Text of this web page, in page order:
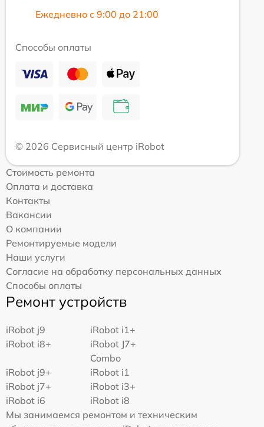
Ежедневно с 9:00 до 21:00
Способы оплаты
© 2026 Сервисный центр iRobot
Стоимость ремонта
Оплата и доставка
Контакты
Вакансии
О компании
Ремонтируемые модели
Наши услуги
Согласие на обработку персональных данных
Способы оплаты
Ремонт устройств
iRobot j9
iRobot i1+
iRobot i8+
iRobot J7+
Combo
iRobot j9+
iRobot i1
iRobot j7+
iRobot i3+
iRobot i6
iRobot i8
Мы занимаемся ремонтом и техническим